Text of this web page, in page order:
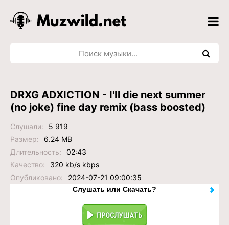
DRXG ADXICTION - I'Il die next summer
(no joke) fine day remix (bass boosted)
Слушали:
5 919
Размер:
6.24 MB
Длительность:
02:43
Качество:
320 kb/s kbps
Опубликовано:
2024-07-21 09:00:35
Слушать или Скачать?